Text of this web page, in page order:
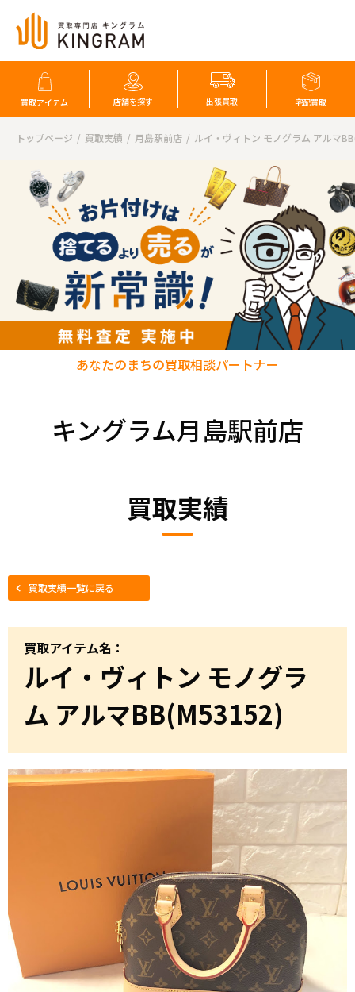
買取アイテム 店舗を探す 出張買取 宅配買取
トップページ 買取実績 月島駅前店 ルイ・ヴィトン モノグラム アルマ
キングラム月島駅前店
あなたのまちの買取相談パートナー
買取実績
買取実績一覧に戻る
買取アイテム名：
ルイ・ヴィトン モノグラ
ム アルマBB(M53152)